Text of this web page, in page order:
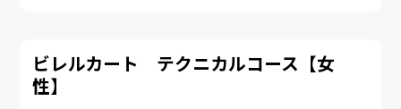
ビレルカート テクニカルコース【女
性】